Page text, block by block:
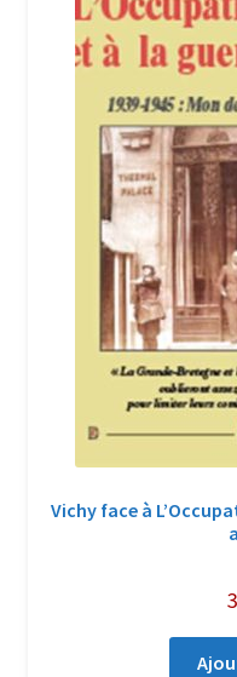
Vichy face à